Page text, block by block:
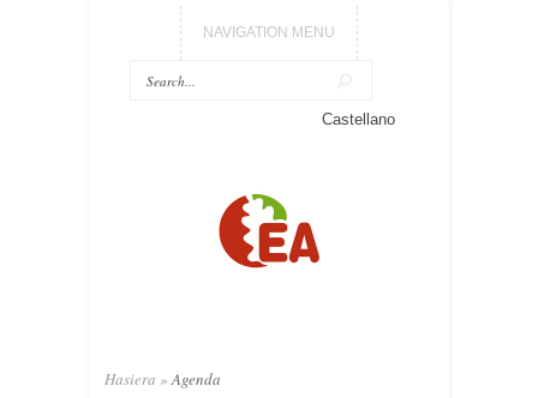
NAVIGATION MENU
Castellano
Hasiera » Agenda